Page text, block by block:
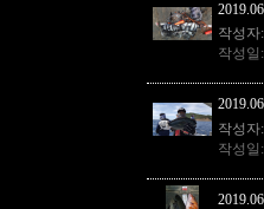
작성
작성
작성
작성